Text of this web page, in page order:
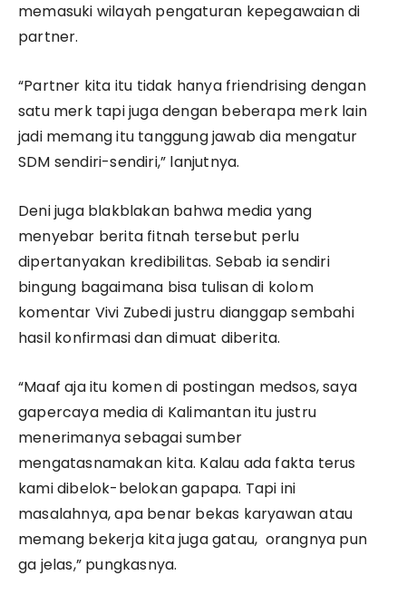
memasuki wilayah pengaturan kepegawaian di
partner.
“Partner kita itu tidak hanya friendrising dengan
satu merk tapi juga dengan beberapa merk lain
jadi memang itu tanggung jawab dia mengatur
SDM sendiri-sendiri,” lanjutnya.
Deni juga blakblakan bahwa media yang
menyebar berita fitnah tersebut perlu
dipertanyakan kredibilitas. Sebab ia sendiri
bingung bagaimana bisa tulisan di kolom
komentar Vivi Zubedi justru dianggap sembahi
hasil konfirmasi dan dimuat diberita.
“Maaf aja itu komen di postingan medsos, saya
gapercaya media di Kalimantan itu justru
menerimanya sebagai sumber
mengatasnamakan kita. Kalau ada fakta terus
kami dibelok-belokan gapapa. Tapi ini
masalahnya, apa benar bekas karyawan atau
memang bekerja kita juga gatau, orangnya pun
ga jelas,” pungkasnya.